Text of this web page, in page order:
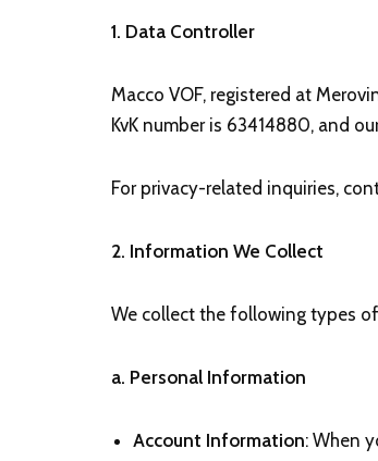
1. Data Controller
Macco VOF, registered at
KvK number is 63414880, and
For privacy-related inquiries,
2. Information We Collect
We collect the following types
a. Personal Information
Account Information: When